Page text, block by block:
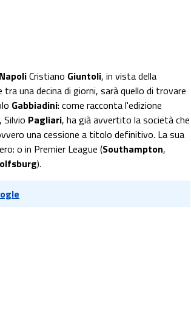
NapoliCristiano Giuntoli, in vista della
una decina di giorni, sarà quello di trovare
Gabbiadini: come racconta l'edizione
Silvio Pagliari, ha già avvertito la società che
una cessione a titolo definitivo. La sua
o in Premier League (Southampton,
).